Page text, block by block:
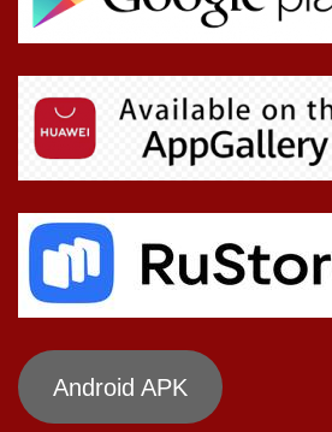
Android APK